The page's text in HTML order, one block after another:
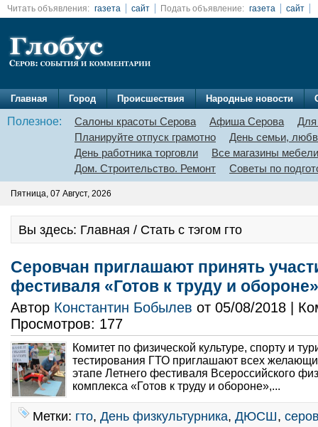
Читать объявления: газета сайт Подать объявление: газета сайт
Главная Город Происшествия Народные новости
Полезное: Салоны красоты Серова Афиша Серова
Для
Планируйте отпуск грамотно
День семьи,
День работника торговли
Все магазины мебели
Дом. Строительство. Ремонт
Советы по
Пятница, 07 Август, 2026
Вы здесь: Главная / Стать с тэгом гто
Серовчан приглашают принять
фестиваля «Готов к труду и обороне»
Автор Константин Бобылев от 05/08/2018 |
Просмотров: 177
Комитет по физической культуре, спорту и
тестирования ГТО приглашают всех
этапе Летнего фестиваля Всероссийского
комплекса «Готов к труду и обороне»,...
Метки: гто, День физкультурника, ДЮСШ,